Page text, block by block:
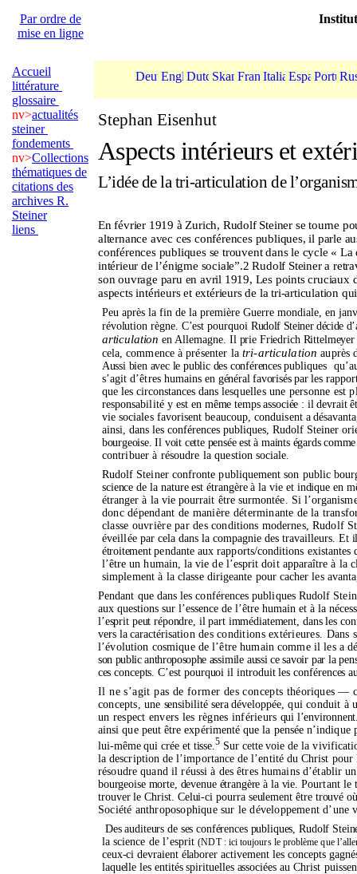
Par ordre de
mise en ligne
Accueil
littérature
glossaire
nv>actualités
steiner
fondements
nv>Collections
thématiques de
citations des
archives R.
Steiner
liens
Stephan Eisenhut
Aspects intérieurs et
L’idéede la tri-articulation de
En février 1919 à Zurich, Rudolf Steiner se tourne
alternance avec ces conférences publiques, il parle
conférences publiques se trouvent dans le cycle «
intérieur de l’énigme sociale”.2 Rudolf Steiner a
son ouvrage paru en avril 1919, Les points cruciaux
aspects intérieurs et extérieurs de la tri-articulation
Peu après la fin de la première Guerre mondiale, en
révolution règne. C’est pourquoi Rudolf Steiner décide
articulation en Allemagne. Il prie Friedrich Rittelmeyer
cela, commenceà présenter la tri-articulation auprès
Aussi bien avec le public des conférences publiques
s’agit d’êtres humainsen général favorisés par les
que les circonstances dans lesquelles une personne est
responsabilité y esten même temps associée : il devrait
vie sociales favorisent beaucoup, conduisent a dé
ainsi, dans les conférences publiques, Rudolf Steiner
bourgeoise. Il voit cette pensée est à maints égards
contribuer à résoudre la question sociale.
Rudolf Steiner confronte publiquement son public
science de la nature est étrangère à la vie et indique en
étranger à la vie pourrait être surmontée. Si
donc dépendant de manière déterminante de la
classe ouvrière par desconditions modernes, Rudolf
éveilléepar cela dans la compagnie des travailleurs. Et
étroitementpendante aux rapports/conditions
l’être un humain, la vie de l’esprit doit apparaîtreà la
simplement à la classe dirigeante pour cacher les
Pendant que dans les conférences publiques Rudolf
aux questions sur l’essence de l’être humain et à la
l’espritpeut répondre, il part immédiatement, dans les
vers la caractérisation des conditions extérieures. Dans
l’évolution cosmique del’être humaincomme il les a
son public anthroposophe assimile aussi ce savoir par la
ces concepts.C’estpourquoi il introduit les conférences
Il nes’agit pas de former des conceptsthéoriques —
concepts, une sensibilité sera développée, qui conduit à
un respect envers les règnes inférieurs qui
ainsi que peut être expérimenté que la pensée n’indique
lui-même qui crée et tisse.5 Sur cette voiede la
la description de l’importance de l’entité du Christ pour
résoudre quand il réussi à des êtres humains d’établir
bourgeoise morte, devenue étrangère à la vie. Pourtant le
trouver le Christ. Celui-ci pourra seulement être trouvé
Société anthroposophique sur le développement d’une
Des auditeurs de ses conférences publiques, Rudolf
la science de l’esprit(NDT : ici toujours le problème que
ceux-ci devraient élaborer activement les concepts
laquelle les entités spirituelles associées au Christ